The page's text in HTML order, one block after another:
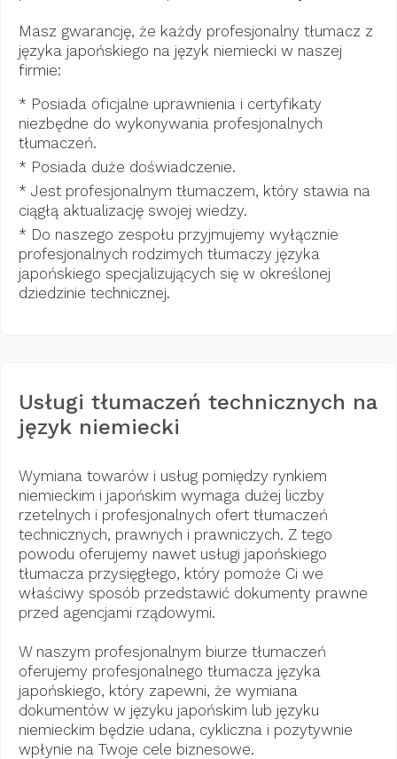
Masz gwarancję, że każdy profesjonalny tłumacz z
języka japońskiego na język niemiecki w naszej
firmie:
* Posiada oficjalne uprawnienia i certyfikaty
niezbędne do wykonywania profesjonalnych
tłumaczeń.
* Posiada duże doświadczenie.
* Jest profesjonalnym tłumaczem, który stawia na
ciągłą aktualizację swojej wiedzy.
* Do naszego zespołu przyjmujemy wyłącznie
profesjonalnych rodzimych tłumaczy języka
japońskiego specjalizujących się w określonej
dziedzinie technicznej.
Usługi tłumaczeń technicznych na
język niemiecki
Wymiana towarów i usług pomiędzy rynkiem
niemieckim i japońskim wymaga dużej liczby
rzetelnych i profesjonalnych ofert tłumaczeń
technicznych, prawnych i prawniczych. Z tego
powodu oferujemy nawet usługi japońskiego
tłumacza przysięgłego, który pomoże Ci we
właściwy sposób przedstawić dokumenty prawne
przed agencjami rządowymi.
W naszym profesjonalnym biurze tłumaczeń
oferujemy profesjonalnego tłumacza języka
japońskiego, który zapewni, że wymiana
dokumentów w języku japońskim lub języku
niemieckim będzie udana, cykliczna i pozytywnie
wpłynie na Twoje cele biznesowe.